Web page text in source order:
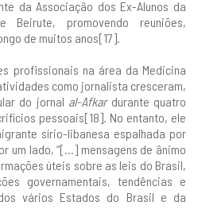
da Associação dos Ex-Alunos da
Beirute, promovendo reuniões,
de muitos anos[17].
profissionais na área da Medicina
como jornalista cresceram,
do jornal al-Afkardurante quatro
pessoais[18]. No entanto, ele
sírio-libanesa espalhada por
um lado, “[...] mensagens de ânimo
úteis sobre as leis do Brasil,
governamentais, tendências e
vários Estados do Brasil e da